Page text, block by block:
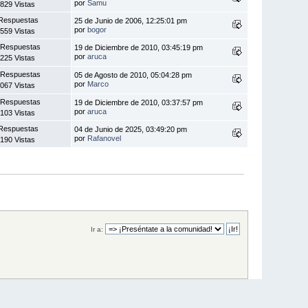
Vistas
porSamu
Vistas
25 de Junio de 2006, 12:25:01 pm
porbogor
Vistas
19 de Diciembre de 2010, 03:45:19 pm
poraruca
Vistas
05 de Agosto de 2010, 05:04:28 pm
por Marco
Vistas
19 de Diciembre de 2010, 03:37:57 pm
poraruca
Vistas
04 de Junio de 2025, 03:49:20 pm
por Rafanovel
Ir a: